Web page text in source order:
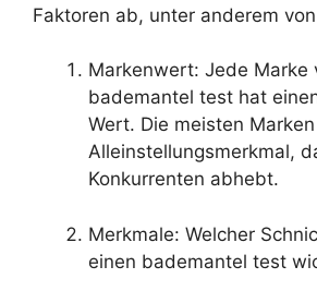
Faktoren ab, unter anderem
Markenwert: Jede Marke
bademantel test hat
Wert. Die meisten
Alleinstellungsmerkmal,
Konkurrenten abhebt.
Merkmale: Welcher
einen bademantel test